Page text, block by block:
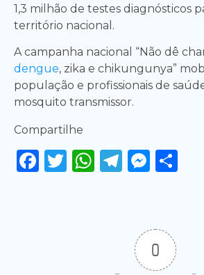
1,3 milhão de testes diagnósticos
território nacional.
A campanha nacional “Não dê
dengue, zika e chikungunya”
população e profissionais de
mosquito transmissor.
Compartilhe
Facebook
Twitter
WhatsApp
0